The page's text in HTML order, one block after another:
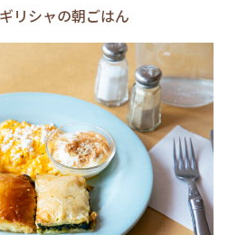
リシャの朝ごはん